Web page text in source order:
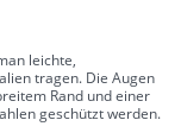
leichte,
tragen. Die Augen
Rand und einer
geschützt werden.